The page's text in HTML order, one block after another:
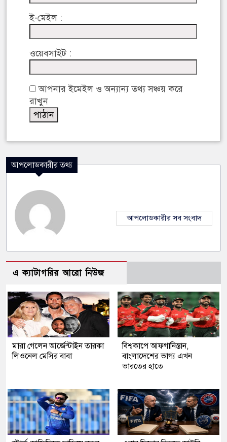
ই-মেইল :
ওয়েবসাইট :
আপনার ইমেইল ও অন্যান্য তথ্য সঞ্চয় করে
রাখুন
আপলোডকারীর তথ্য
আপলোডকারীর সব সংবাদ
এ ক্যাটাগরির আরো নিউজ
মারা গেলেন আর্জেন্টাইন তারকা
লিওনেল মেসির বাবা
বিশ্বকাপে আফগানিস্তান,
বাংলাদেশের ভাগ্য এখন
ভারতের হাতে